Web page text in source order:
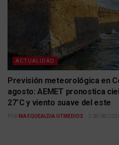
ACTUALIDAD
Previsión meteorológica en
agosto: AEMET pronostica
27°C y viento suave del este
POR MASQUEALDIA UTMEDIOS 08/08/